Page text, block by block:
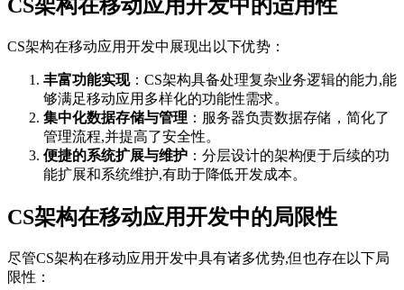
CS架构在移动应用开发中的适用性
CS架构在移动应用开发中展现出以下优势：
丰富功能实现：CS架构具备处理复杂业务逻辑的能力,能
够满足移动应用多样化的功能性需求。
集中化数据存储与管理 ：服务器负责数据存储，简化了
管理流程,并提高了安全性。
便捷的系统扩展与维护 ：分层设计的架构便于后续的功
能扩展和系统维护,有助于降低开发成本。
CS架构在移动应用开发中的局限性
尽管CS架构在移动应用开发中具有诸多优势,但也存在以下局
限性：